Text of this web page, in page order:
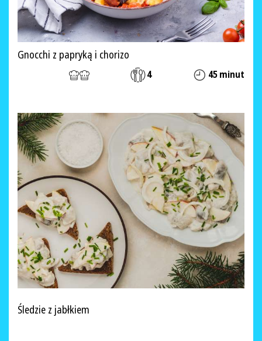
Gnocchi z papryką i chorizo
4 45 minut
Śledzie z jabłkiem